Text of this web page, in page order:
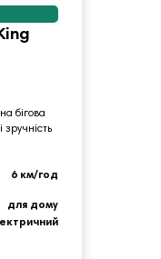
бігова
зручність
6 км/год
для дому